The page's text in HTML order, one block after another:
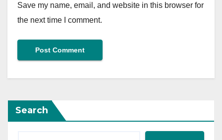
Save my name, email, and website in this browser for
the next time I comment.
Search